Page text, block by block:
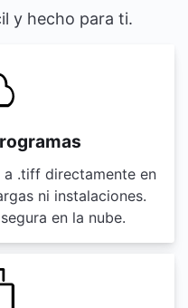
y hecho para ti.
.tiff directamente en
ni instalaciones.
en la nube.